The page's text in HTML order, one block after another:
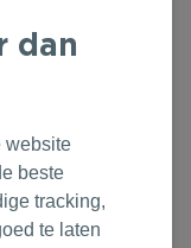
dan
website
beste
tracking,
te laten